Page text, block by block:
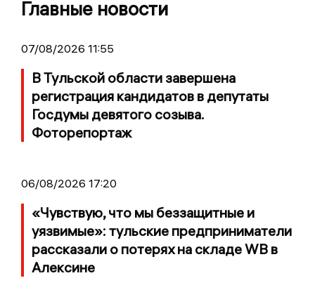
Главные новости
07/08/2026 11:55
В Тульской области завершена
регистрация кандидатов в депутаты
Госдумы девятого созыва.
Фоторепортаж
06/08/2026 17:20
«Чувствую, что мы беззащитные и
уязвимые»: тульские предприниматели
рассказали о потерях на складе WB в
Алексине